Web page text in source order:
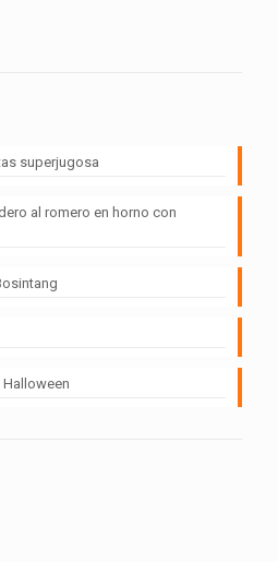
superjugosa
al romero en horno con